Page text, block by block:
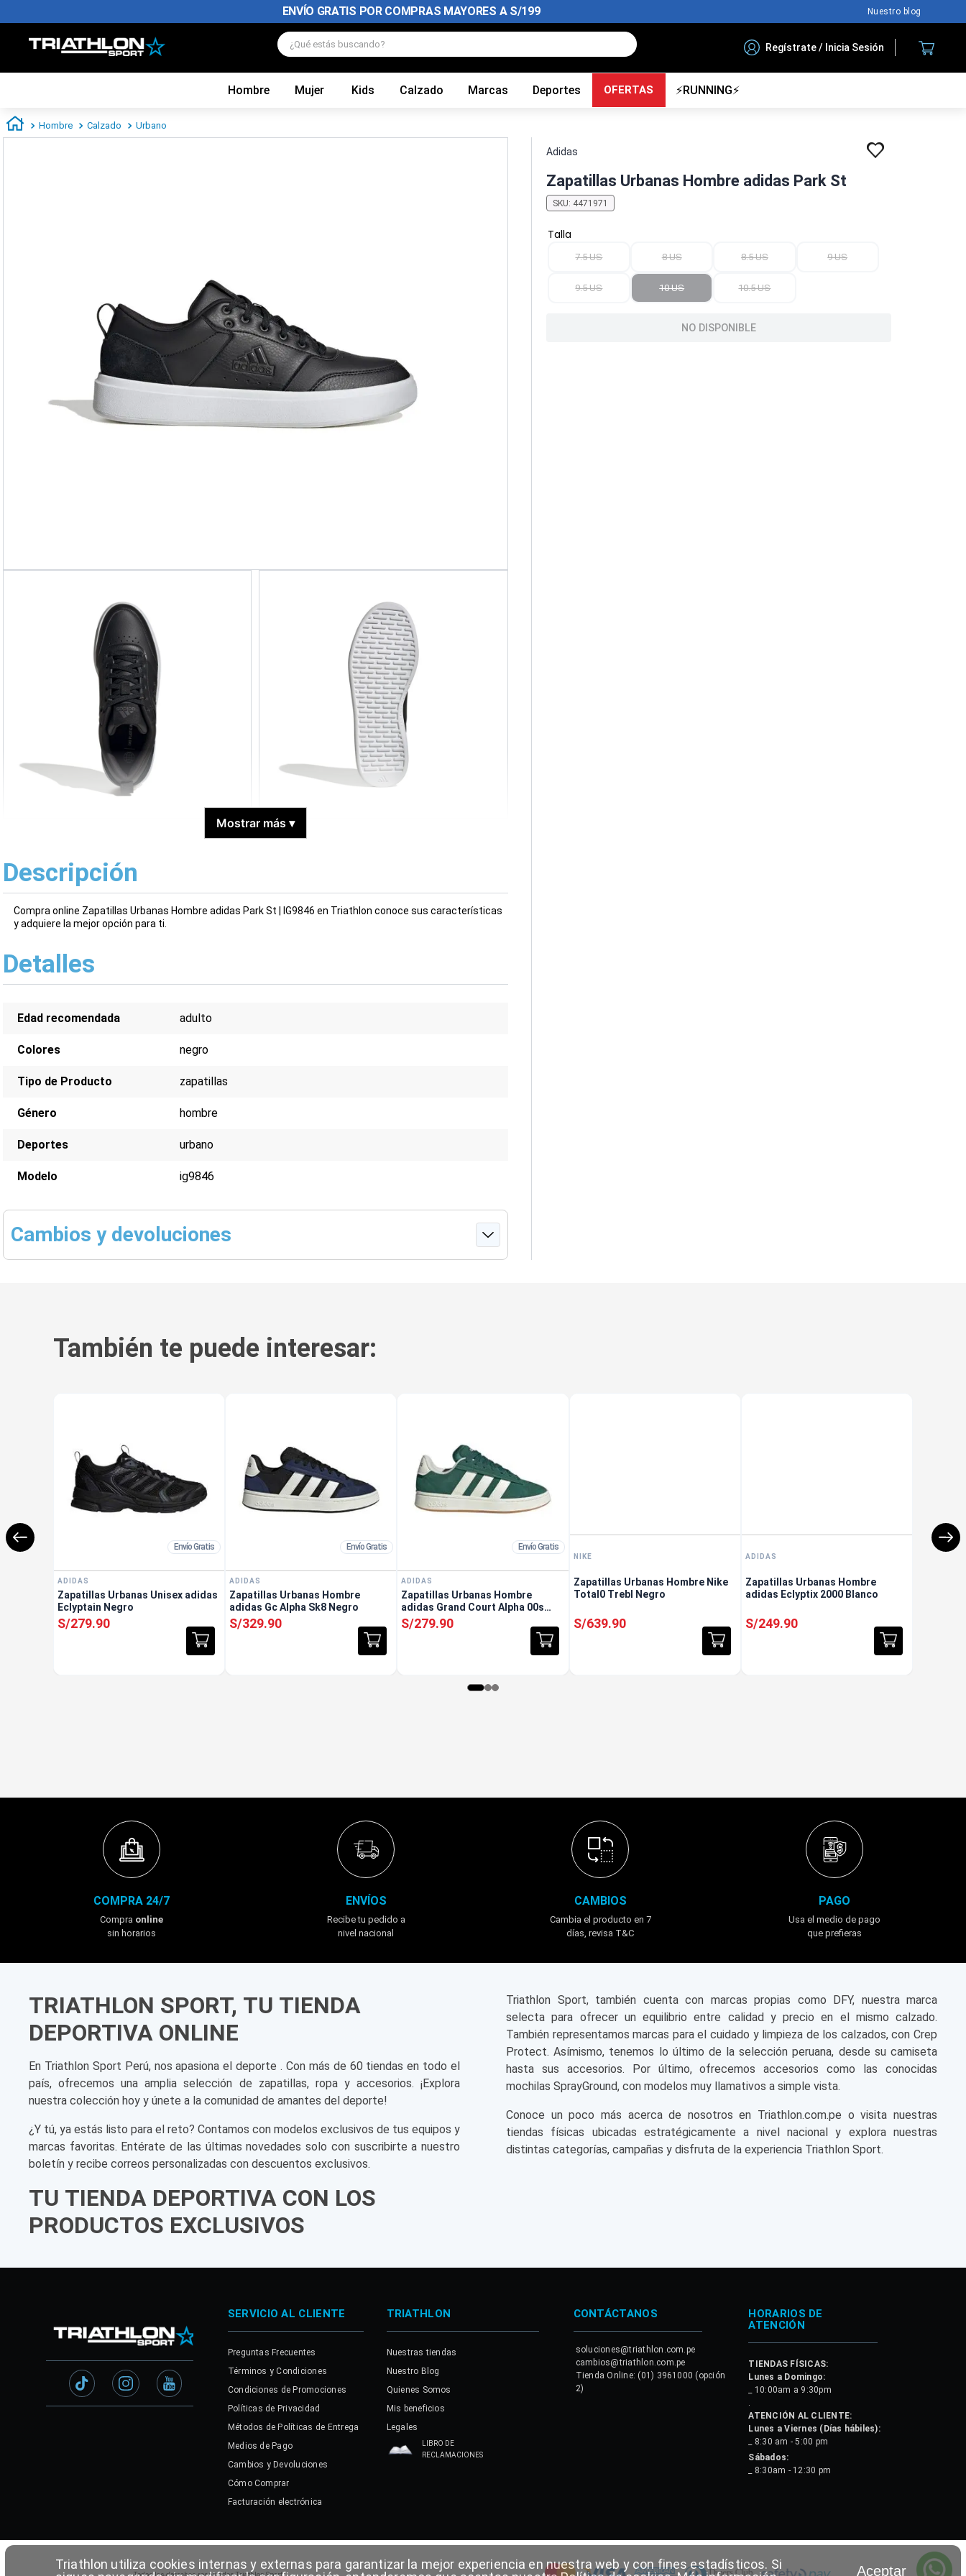
ENVÍO GRATIS POR COMPRAS MAYORES A S/199 Nuestro blog
¿Qué estás buscando?
Regístrate / Inicia Sesión
Hombre Mujer Kids Calzado Marcas Deportes OFERTAS ⚡RUNNING⚡
Aceptar
Triathlon utiliza cookies internas y externas para garantizar la mejor experiencia en nuestra web y con fines estadísticos. Si
Hombre Calzado Urbano
Mostrar más ▾
Descripción
Compra online Zapatillas Urbanas Hombre adidas Park St | IG9846 en Triathlon conoce sus características
y adquiere la mejor opción para ti.
Detalles
Edad recomendada adulto
Colores negro
Tipo de Producto zapatillas
Género hombre
Deportes urbano
Modelo ig9846
Cambios y devoluciones
Adidas
Zapatillas Urbanas Hombre adidas Park St
SKU: 4471971
Talla
7.5 US 8 US 8.5 US 9 US
9.5 US 10 US 10.5 US
NO DISPONIBLE
También te puede interesar:
Envío Gratis
ADIDAS
Zapatillas Urbanas Unisex adidas
Eclyptain Negro
S/279.90
Envío Gratis
ADIDAS
Zapatillas Urbanas Hombre
adidas Gc Alpha Sk8 Negro
S/329.90
Envío Gratis
ADIDAS
Zapatillas Urbanas Hombre
adidas Grand Court Alpha 00s
Verde
S/279.90
NIKE
Zapatillas Urbanas Hombre Nike
Total0 Trebl Negro
S/639.90
ADIDAS
Zapatillas Urbanas Hombre
adidas Eclyptix 2000 Blanco
S/249.90
COMPRA 24/7
Compra online
sin horarios
ENVÍOS
Recibe tu pedido a
nivel nacional
CAMBIOS
Cambia el producto en 7
días, revisa T&C
PAGO
Usa el medio de pago
que prefieras
TRIATHLON SPORT, TU TIENDA
DEPORTIVA ONLINE
En Triathlon Sport Perú, nos apasiona el deporte . Con más de 60 tiendas en todo el
país, ofrecemos una amplia selección de zapatillas, ropa y accesorios. ¡Explora
nuestra colección hoy y únete a la comunidad de amantes del deporte!
¿Y tú, ya estás listo para el reto? Contamos con modelos exclusivos de tus equipos y
marcas favoritas. Entérate de las últimas novedades solo con suscribirte a nuestro
boletín y recibe correos personalizadas con descuentos exclusivos.
TU TIENDA DEPORTIVA CON LOS
PRODUCTOS EXCLUSIVOS
Triathlon Sport, también cuenta con marcas propias como DFY, nuestra marca
selecta para ofrecer un equilibrio entre calidad y precio en el mismo calzado.
También representamos marcas para el cuidado y limpieza de los calzados, con Crep
Protect. Asímismo, tenemos lo último de la selección peruana, desde su camiseta
hasta sus accesorios. Por último, ofrecemos accesorios como las conocidas
mochilas SprayGround, con modelos muy llamativos a simple vista.
Conoce un poco más acerca de nosotros en Triathlon.com.pe o visita nuestras
tiendas físicas ubicadas estratégicamente a nivel nacional y explora nuestras
distintas categorías, campañas y disfruta de la experiencia Triathlon Sport.
SERVICIO AL CLIENTE
Preguntas Frecuentes
Términos y Condiciones
Condiciones de Promociones
Políticas de Privacidad
Métodos de Políticas de Entrega
Medios de Pago
Cambios y Devoluciones
Cómo Comprar
Facturación electrónica
TRIATHLON
Nuestras tiendas
Nuestro Blog
Quienes Somos
Mis beneficios
Legales
LIBRO DE
RECLAMACIONES
CONTÁCTANOS
soluciones@triathlon.com.pe
cambios@triathlon.com.pe
Tienda Online: (01) 3961000 (opción
2)
HORARIOS DE
ATENCIÓN
TIENDAS FÍSICAS:
Lunes a Domingo:
_ 10:00am a 9:30pm
.
ATENCIÓN AL CLIENTE:
Lunes a Viernes (Días hábiles):
_ 8:30 am - 5:00 pm
Sábados:
_ 8:30am - 12:30 pm
TÉRMINOS MÁS BUSCADOS
2.
zapatillas nike